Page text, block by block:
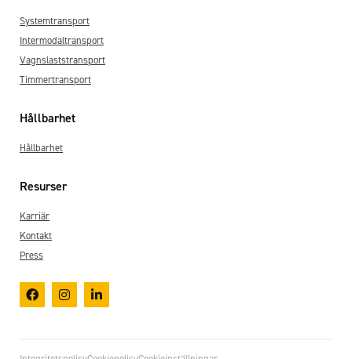
Systemtransport
Intermodaltransport
Vagnslaststransport
Timmertransport
Hållbarhet
Hållbarhet
Resurser
Karriär
Kontakt
Press